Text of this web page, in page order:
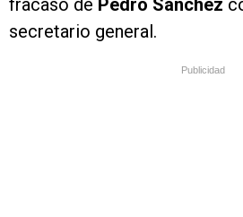
fracaso de Pedro Sánchez
secretario general.
Publicidad